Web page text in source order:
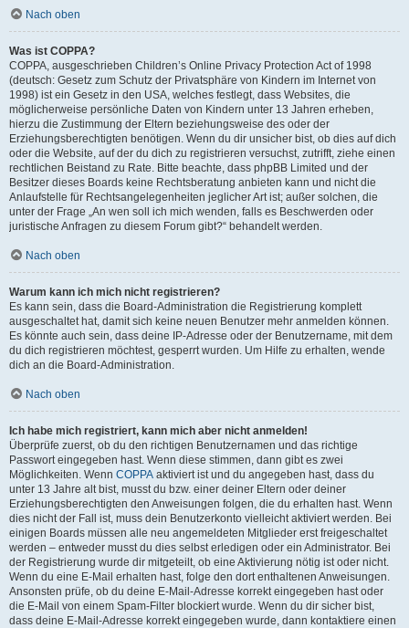
Nach oben
Was ist COPPA?
COPPA, ausgeschrieben Children’s Online Privacy Protection Act of 1998
(deutsch: Gesetz zum Schutz der Privatsphäre von Kindern im Internet von
1998) ist ein Gesetz in den USA, welches festlegt, dass Websites, die
möglicherweise persönliche Daten von Kindern unter 13 Jahren erheben,
hierzu die Zustimmung der Eltern beziehungsweise des oder der
Erziehungsberechtigten benötigen. Wenn du dir unsicher bist, ob dies auf dich
oder die Website, auf der du dich zu registrieren versuchst, zutrifft, ziehe einen
rechtlichen Beistand zu Rate. Bitte beachte, dass phpBB Limited und der
Besitzer dieses Boards keine Rechtsberatung anbieten kann und nicht die
Anlaufstelle für Rechtsangelegenheiten jeglicher Art ist; außer solchen, die
unter der Frage „An wen soll ich mich wenden, falls es Beschwerden oder
juristische Anfragen zu diesem Forum gibt?“ behandelt werden.
Nach oben
Warum kann ich mich nicht registrieren?
Es kann sein, dass die Board-Administration die Registrierung komplett
ausgeschaltet hat, damit sich keine neuen Benutzer mehr anmelden können.
Es könnte auch sein, dass deine IP-Adresse oder der Benutzername, mit dem
du dich registrieren möchtest, gesperrt wurden. Um Hilfe zu erhalten, wende
dich an die Board-Administration.
Nach oben
Ich habe mich registriert, kann mich aber nicht anmelden!
Überprüfe zuerst, ob du den richtigen Benutzernamen und das richtige
Passwort eingegeben hast. Wenn diese stimmen, dann gibt es zwei
Möglichkeiten. Wenn COPPA aktiviert ist und du angegeben hast, dass du
unter 13 Jahre alt bist, musst du bzw. einer deiner Eltern oder deiner
Erziehungsberechtigten den Anweisungen folgen, die du erhalten hast. Wenn
dies nicht der Fall ist, muss dein Benutzerkonto vielleicht aktiviert werden. Bei
einigen Boards müssen alle neu angemeldeten Mitglieder erst freigeschaltet
werden – entweder musst du dies selbst erledigen oder ein Administrator. Bei
der Registrierung wurde dir mitgeteilt, ob eine Aktivierung nötig ist oder nicht.
Wenn du eine E-Mail erhalten hast, folge den dort enthaltenen Anweisungen.
Ansonsten prüfe, ob du deine E-Mail-Adresse korrekt eingegeben hast oder
die E-Mail von einem Spam-Filter blockiert wurde. Wenn du dir sicher bist,
dass deine E-Mail-Adresse korrekt eingegeben wurde, dann kontaktiere einen